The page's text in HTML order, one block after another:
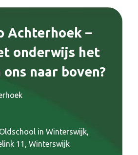
Achterhoek –
onderwijs het
ons naar boven?
in Winterswijk,
11, Winterswijk